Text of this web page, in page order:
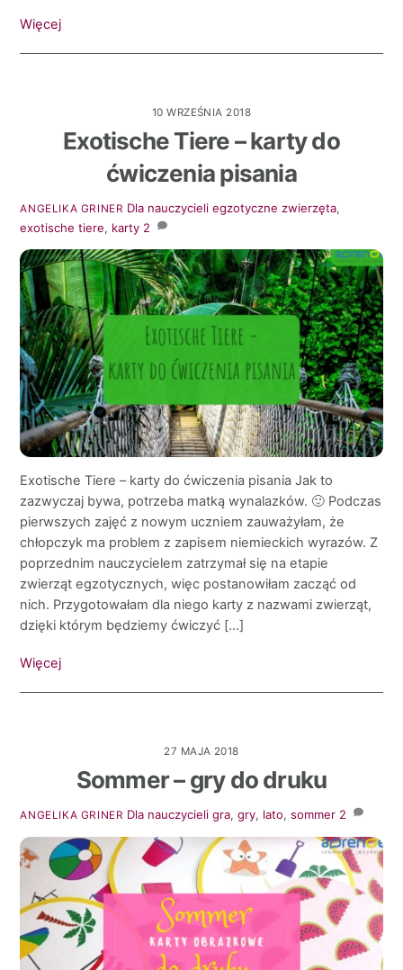
Więcej
10 WRZEŚNIA 2018
Exotische Tiere – karty do
ćwiczenia pisania
ANGELIKA GRINER Dla nauczycieli egzotyczne zwierzęta,
exotische tiere, karty 2
Exotische Tiere – karty do ćwiczenia pisania Jak to
zazwyczaj bywa, potrzeba matką wynalazków. 🙂 Podczas
pierwszych zajęć z nowym uczniem zauważyłam, że
chłopczyk ma problem z zapisem niemieckich wyrazów. Z
poprzednim nauczycielem zatrzymał się na etapie
zwierząt egzotycznych, więc postanowiłam zacząć od
nich. Przygotowałam dla niego karty z nazwami zwierząt,
dzięki którym będziemy ćwiczyć […]
Więcej
27 MAJA 2018
Sommer – gry do druku
ANGELIKA GRINER Dla nauczycieli gra,gry, lato,sommer 2